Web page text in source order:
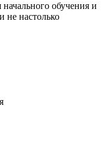
обучения и
не настолько